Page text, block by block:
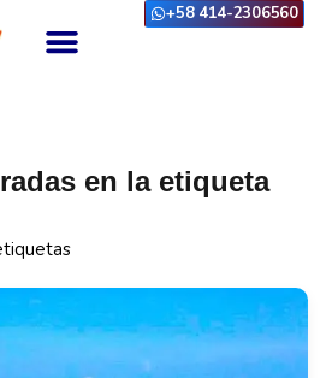
+58 414-2306560
en la etiqueta